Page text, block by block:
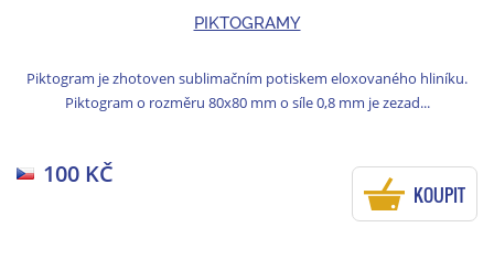
PIKTOGRAMY
Piktogram je zhotoven sublimačním potiskem eloxovaného hliníku.
Piktogram o rozměru 80x80 mm o síle 0,8 mm je zezad...
100 KČ
KOUPIT